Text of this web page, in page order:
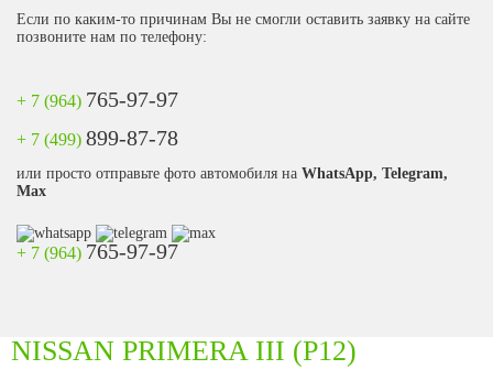
Если по каким-то причинам Вы не смогли оставить заявку на сайте
позвоните нам по телефону:
+ 7 (964) 765-97-97
+ 7 (499) 899-87-78
или просто отправьте фото автомобиля на WhatsApp, Telegram,
Max
+ 7 (964) 765-97-97
NISSAN PRIMERA III (P12)